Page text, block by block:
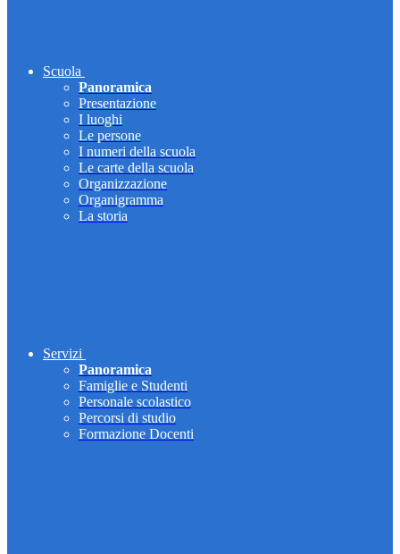
Scuola
Panoramica
Presentazione
I luoghi
Le persone
I numeri della scuola
Le carte della scuola
Organizzazione
Organigramma
La storia
Servizi
Panoramica
Famiglie e Studenti
Personale scolastico
Percorsi di studio
Formazione Docenti